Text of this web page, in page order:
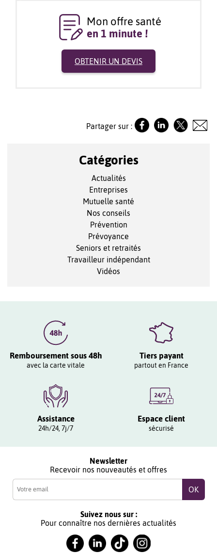
Mon offre santé
en 1 minute !
OBTENIR UN DEVIS
Partager sur :
Catégories
Actualités
Entreprises
Mutuelle santé
Nos conseils
Prévention
Prévoyance
Seniors et retraités
Travailleur indépendant
Vidéos
Remboursement sous 48h
avec la carte vitale
Tiers payant
partout en France
Assistance
24h/24, 7j/7
Espace client
sécurisé
Newsletter
Recevoir nos nouveautés et offres
Suivez nous sur :
Pour connaître nos dernières actualités